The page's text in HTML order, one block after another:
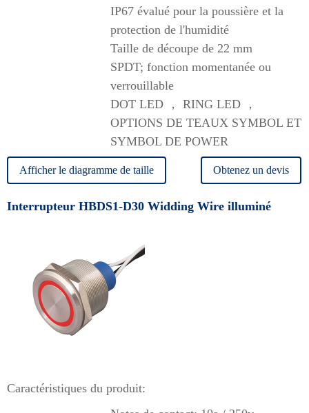
IP67 évalué pour la poussière et la
protection de l'humidité
Taille de découpe de 22 mm
SPDT; fonction momentanée ou
verrouillable
DOT LED ， RING LED ，
OPTIONS DE TEAUX SYMBOL ET
SYMBOL DE POWER
Afficher le diagramme de taille Obtenez un devis
Interrupteur HBDS1-D30 Widding Wire illuminé
Caractéristiques du produit: